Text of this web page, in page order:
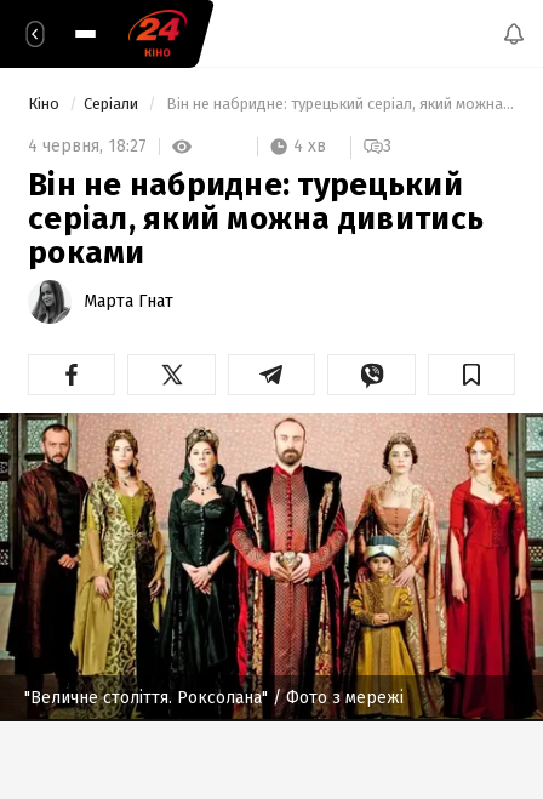
Кіно Серіали Він не набридне: турецький серіал, який можна дивитись роками
4 червня, 18:27 4 хв 3
Він не набридне: турецький
серіал, який можна дивитись
роками
Марта Гнат
"Величне століття. Роксолана" / Фото з мережі